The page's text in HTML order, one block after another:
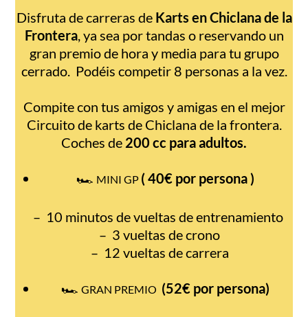
Disfruta de carreras de Karts en Chiclana de la
Frontera, ya sea por tandas o reservando un
gran premio de hora y media para tu grupo
cerrado. Podéis competir 8 personas a la vez.
Compite con tus amigos y amigas en el mejor
Circuito de karts de Chiclana de la frontera.
Coches de 200 cc para adultos.
🏎️ MINI GP ( 40€ por persona )
– 10 minutos de vueltas de entrenamiento
– 3 vueltas de crono
– 12 vueltas de carrera
🏎️ GRAN PREMIO (52€ por persona)